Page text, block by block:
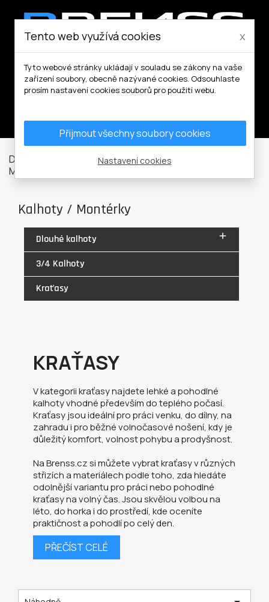
Domů Pracovní a volnočasové oblečení
Montérky
Kalhoty / Montérky
Dlouhé kalhoty 
3/4 Kalhoty
Kraťasy
KRAŤASY
V kategorii kraťasy najdete lehké a pohodlné
kalhoty vhodné především do teplého počasí.
Kraťasy jsou ideální pro práci venku, do dílny, na
zahradu i pro běžné volnočasové nošení, kdy je
důležitý komfort, volnost pohybu a prodyšnost.
Na Brenss.cz si můžete vybrat kraťasy v různých
střizích a materiálech podle toho, zda hledáte
odolnější variantu pro práci nebo pohodlné
kraťasy na volný čas. Jsou skvělou volbou na
léto, do horka i do prostředí, kde oceníte
praktičnost a pohodlí po celý den.
PŘEČÍST CELÉ
Tento web využívá cookies x
Tyto webové stránky ukládají v souladu se zákony na vaše
zařízení soubory, obecně nazývané cookies. Odsouhlaste
prosím nastavení cookies souborů pro použití webu.
Přijmout všechny soubory cookies
Nastavení cookies